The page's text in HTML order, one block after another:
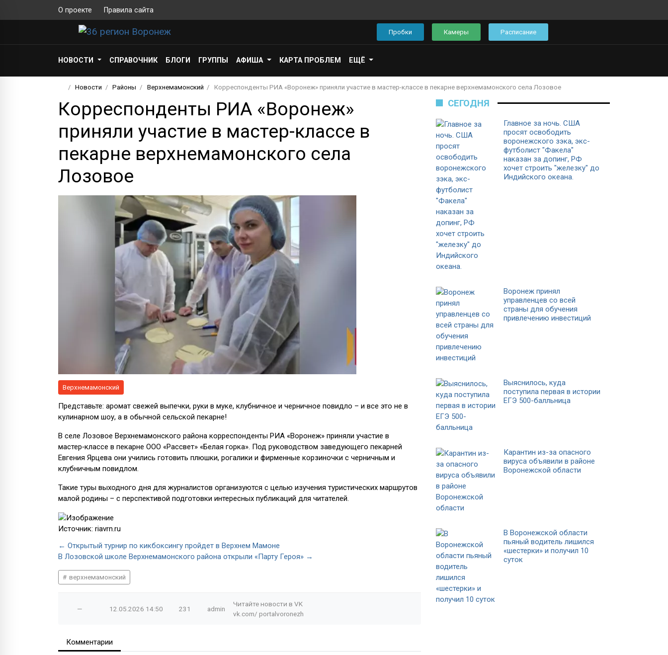
О проекте Правила сайта
Пробки Камеры Расписание
НОВОСТИ СПРАВОЧНИК БЛОГИ ГРУППЫ АФИША КАРТА ПРОБЛЕМ ЕЩЁ
Новости Районы Верхнемамонский Корреспонденты РИА «Воронеж» приняли участие в мастер-классе в пекарне верхнемамонского села Лозовое
Корреспонденты РИА «Воронеж»
приняли участие в мастер-классе в
пекарне верхнемамонского села
Лозовое
Верхнемамонский
Представьте: аромат свежей выпечки, руки в муке, клубничное и черничное повидло – и все это не в
кулинарном шоу, а в обычной сельской пекарне!
В селе Лозовое Верхнемамонского района корреспонденты РИА «Воронеж» приняли участие в
мастер‑классе в пекарне ООО «Рассвет» «Белая горка». Под руководством заведующего пекарней
Евгения Ярцева они учились готовить плюшки, рогалики и фирменные корзиночки с черничным и
клубничным повидлом.
Такие туры выходного дня для журналистов организуются с целью изучения туристических маршрутов
малой родины – с перспективой подготовки интересных публикаций для читателей.
Источник: riavrn.ru
← Открытый турнир по кикбоксингу пройдет в Верхнем Мамоне
В Лозовской школе Верхнемамонского района открыли «Парту Героя» →
верхнемамонский
— 12.05.2026 14:50 231 admin
Читайте новости в VK
vk.com/ portalvoronezh
Комментарии
СЕГОДНЯ
Главное за ночь. CША
просят освободить
воронежского зэка, экс-
футболист "Факела"
наказан за допинг, РФ
хочет строить "железку" до
Индийского океана.
Воронеж принял
управленцев со всей
страны для обучения
привлечению инвестиций
Выяснилось, куда
поступила первая в истории
ЕГЭ 500-балльница
Карантин из-за опасного
вируса объявили в районе
Воронежской области
В Воронежской области
пьяный водитель лишился
«шестерки» и получил 10
суток